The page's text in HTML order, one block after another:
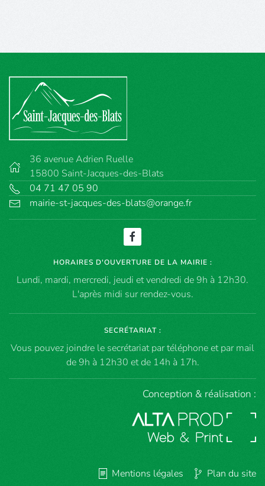
36 avenue Adrien Ruelle
15800 Saint-Jacques-des-Blats
04 71 47 05 90
mairie-st-jacques-des-blats@orange.fr
HORAIRES D'OUVERTURE DE LA MAIRIE :
Lundi, mardi, mercredi, jeudi et vendredi de 9h à 12h30.
L'après midi sur rendez-vous.
SECRÉTARIAT :
Vous pouvez joindre le secrétariat par téléphone et par mail
de 9h à 12h30 et de 14h à 17h.
Conception & réalisation :
Mentions légales Plan du site